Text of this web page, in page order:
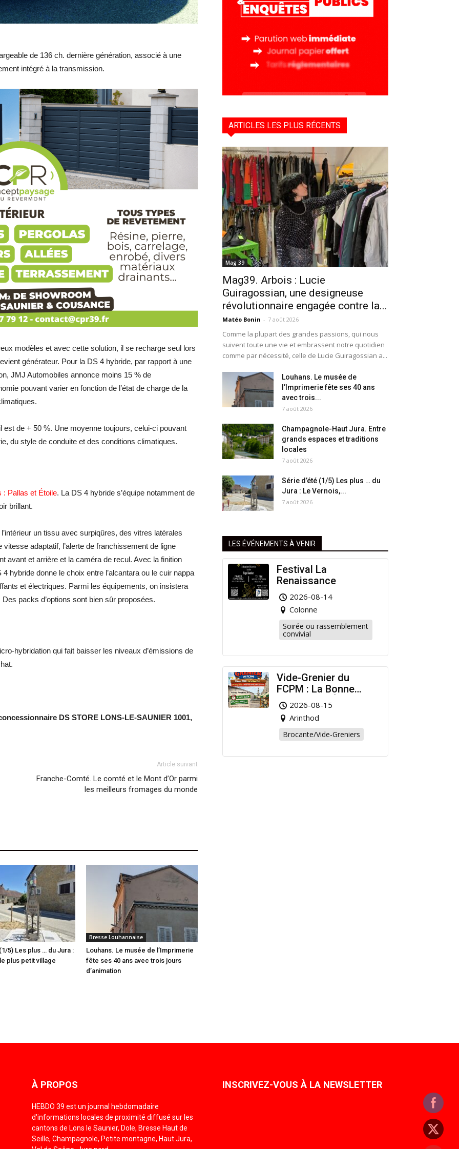
de 136 ch. dernière génération, associé à une
intégré à la transmission.
modèles et avec cette solution, il se recharge seul lors
générateur. Pour la DS 4 hybride, par rapport à une
JMJ Automobiles annonce moins 15 % de
pouvant varier en fonction de l’état de charge de la
de + 50 %. Une moyenne toujours, celui-ci pouvant
du style de conduite et des conditions climatiques.
: Pallas et Étoile. La DS 4 hybride s’équipe notamment de
brillant.
un tissu avec surpiqûres, des vitres latérales
adaptatif, l’alerte de franchissement de ligne
avant et arrière et la caméra de recul. Avec la finition
hybride donne le choix entre l’alcantara ou le cuir nappa
et électriques. Parmi les équipements, on insistera
packs d’options sont bien sûr proposées.
hybridation qui fait baisser les niveaux d’émissions de
DS STORE LONS-LE-SAUNIER 1001,
Article suivant
Franche-Comté. Le comté et le Mont d’Or parmi
les meilleurs fromages du monde
5) Les plus … du Jura :
plus petit village
Bresse Louhannaise
Louhans. Le musée de l’Imprimerie
fête ses 40 ans avec trois jours
d’animation
ARTICLES LES PLUS RÉCENTS
Mag 39
Mag39. Arbois : Lucie
Guiragossian, une designeuse
révolutionnaire engagée contre la...
Matéo Bonin - 7 août 2026
Comme la plupart des grandes passions, qui nous
suivent toute une vie et embrassent notre quotidien
comme par nécessité, celle de Lucie Guiragossian a...
Louhans. Le musée de
l’Imprimerie fête ses 40 ans
avec trois...
7 août 2026
Champagnole-Haut Jura. Entre
grands espaces et traditions
locales
7 août 2026
Série d’été (1/5) Les plus … du
Jura : Le Vernois,...
7 août 2026
LES ÉVÉNEMENTS À VENIR
Festival La
Renaissance
2026-08-14
Colonne
Soirée ou rassemblement
convivial
Vide-Grenier du
FCPM : La Bonne
Affaire de l’Été à
Arinthod !
2026-08-15
Arinthod
Brocante/Vide-Greniers